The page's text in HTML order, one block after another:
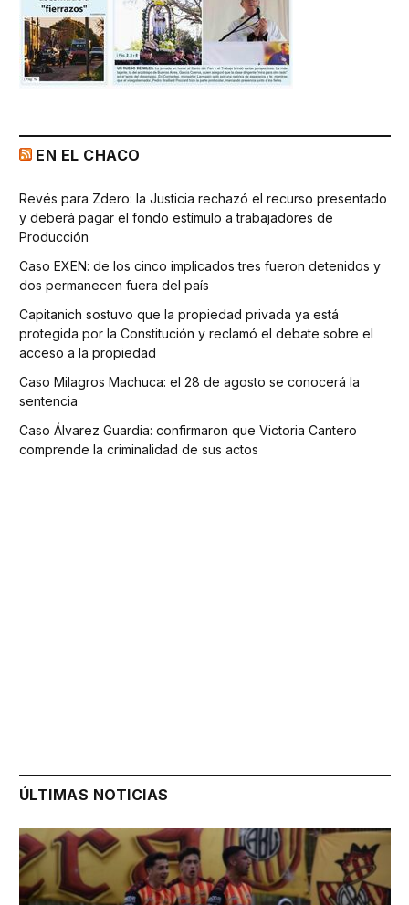
EN EL CHACO
Revés para Zdero: la Justicia rechazó el recurso presentado
y deberá pagar el fondo estímulo a trabajadores de
Producción
Caso EXEN: de los cinco implicados tres fueron detenidos y
dos permanecen fuera del país
Capitanich sostuvo que la propiedad privada ya está
protegida por la Constitución y reclamó el debate sobre el
acceso a la propiedad
Caso Milagros Machuca: el 28 de agosto se conocerá la
sentencia
Caso Álvarez Guardia: confirmaron que Victoria Cantero
comprende la criminalidad de sus actos
ÚLTIMAS NOTICIAS